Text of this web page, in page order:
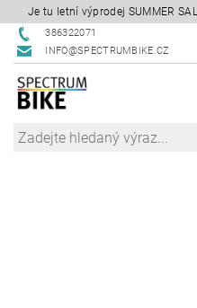
Je tu letní výprodej SUMMER
386322071
INFO@SPECTRUMBIKE.CZ